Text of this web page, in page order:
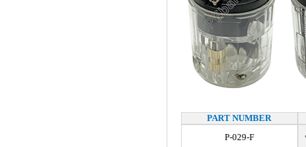
PART NUMBER
P-029-F